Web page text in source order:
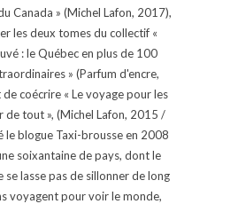
Canada » (Michel Lafon, 2017),
les deux tomes du collectif «
: le Québec en plus de 100
» (Parfum d'encre,
coécrire « Le voyage pour les
de tout », (Michel Lafon, 2015 /
le blogue Taxi-brousse en 2008
soixantaine de pays, dont le
se lasse pas de sillonner de long
voyagent pour voir le monde,